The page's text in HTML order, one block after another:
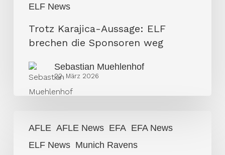
ELF News
Trotz Karajica-Aussage: ELF
brechen die Sponsoren weg
Sebastian Muehlenhof
22. März 2026
AFLE AFLE News EFA EFA News
ELF News Munich Ravens
widerspricht
Karajica: